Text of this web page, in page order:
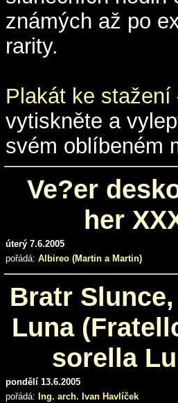
známých až po
rarity.
Plakát ke stažení
vytiskněte a
svém oblíbeném
Ve?er
her
úterý 7.6.2005
pořádá: Albireo (Martin a Martin)
Bratr
Luna
sorella
pondělí 13.6.2005
pořádá: Ing. arch. Ivan Havlíček